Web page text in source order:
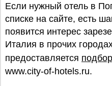
Если нужный отель в
списке на сайте, есть
появится интерес
Италия в прочих
предоставляется
www.city-of-hotels.ru.